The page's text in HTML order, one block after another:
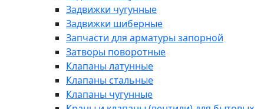
Задвижки чугунные
Задвижки шиберные
Запчасти для арматуры запорной
Затворы поворотные
Клапаны латунные
Клапаны стальные
Клапаны чугунные